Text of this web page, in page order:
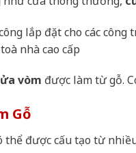
lắp đặt cho các
nhà cao cấp
vòm được làm từ gỗ.
Gỗ
thể được cấu tạo từ